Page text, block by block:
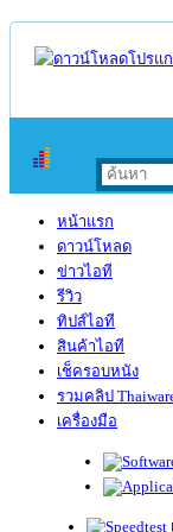
หน้าแรก
ดาวน์โหลด
ข่าวไอที
รีวิว
ทิปส์ไอที
สินค้าไอที
เช็ครอบหนัง
รวมคลิป
เครื่องมือ